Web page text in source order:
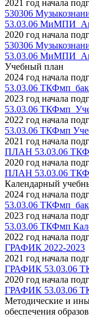
2021 год начала
530306
53.03.06
2020 год начала
530306
53.03.06
Учебный план
2024 год начала
53.03.06
2023 год начала
53.03.06
2022 год начала
53.03.06 ТКФмп
2021 год начала
ПЛАН 53.03.06
2020 год начала
ПЛАН 53.03.06
Календарный
2024 год начала
53.03.06
2023 год начала
53.03.06 ТКФмп
2022 год начала
ГРАФИК 2022-2023
2021 год начала
ГРАФИК 53.03.06
2020 год начала
ГРАФИК 53.03.06
Методические и
обеспечения